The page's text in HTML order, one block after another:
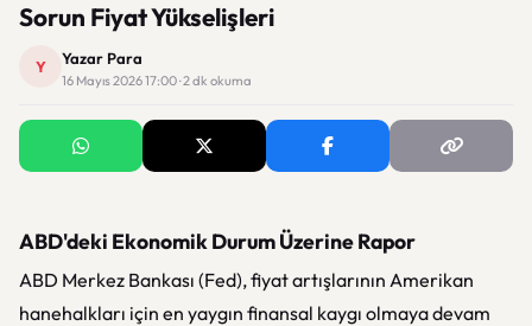
Sorun Fiyat Yükselişleri
Y Yazar Para
16 Mayıs 2026 17:00 · 2 dk okuma
ABD'deki Ekonomik Durum Üzerine Rapor
ABD Merkez Bankası (Fed), fiyat artışlarının Amerikan
hanehalkları için en yaygın finansal kaygı olmaya devam